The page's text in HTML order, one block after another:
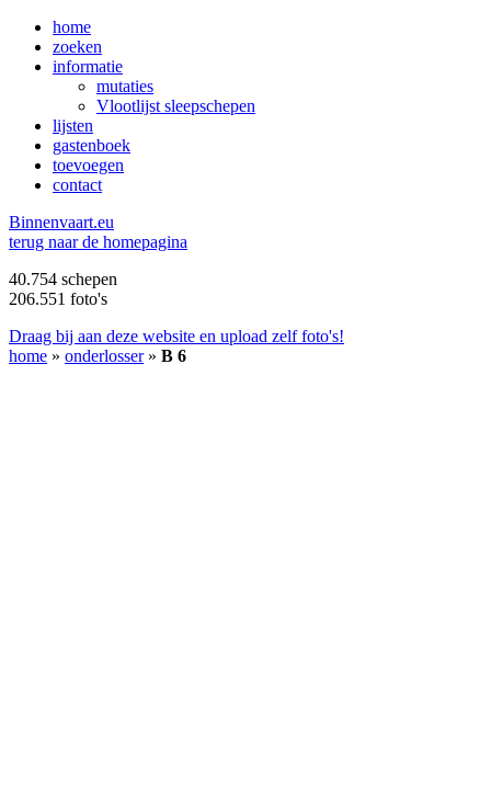
home
zoeken
informatie
mutaties
Vlootlijst sleepschepen
lijsten
gastenboek
toevoegen
contact
Binnenvaart.eu
terug naar de homepagina
40.754 schepen
206.551 foto's
Draag bij aan deze website en upload zelf foto's!
home » onderlosser» B 6